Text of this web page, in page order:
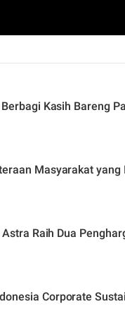
Kasih Bareng
Masyarakat
Raih Dua
Corporate